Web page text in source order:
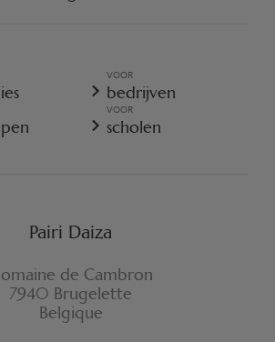
- RESORT
DAIZA
ANNULATIE
VOOR
bedrijven
VOOR
scholen
Pairi Daiza
de Cambron
7940 Brugelette
Belgique